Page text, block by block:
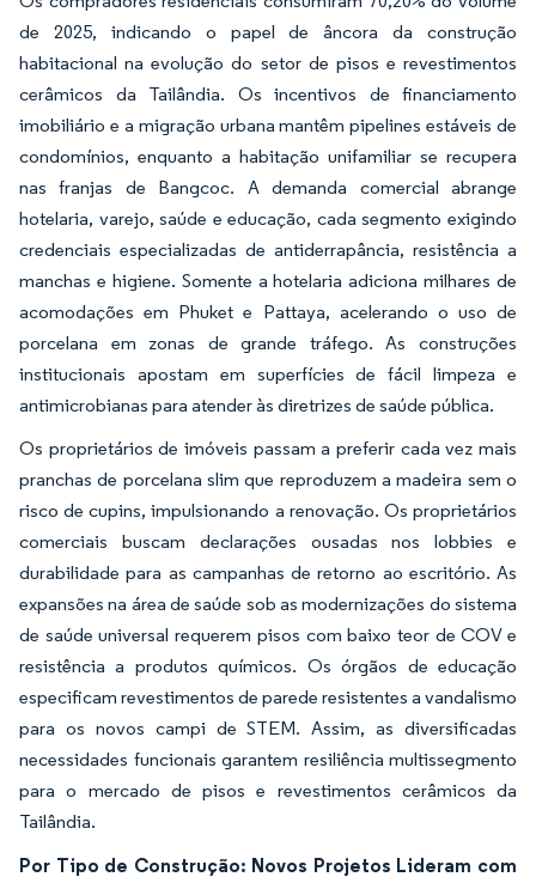
de 2025, indicando o papel de âncora da construção
habitacional na evolução do setor de pisos e revestimentos
cerâmicos da Tailândia. Os incentivos de financiamento
imobiliário e a migração urbana mantêm pipelines estáveis de
condomínios, enquanto a habitação unifamiliar se recupera
nas franjas de Bangcoc. A demanda comercial abrange
hotelaria, varejo, saúde e educação, cada segmento exigindo
credenciais especializadas de antiderrapância, resistência a
manchas e higiene. Somente a hotelaria adiciona milhares de
acomodações em Phuket e Pattaya, acelerando o uso de
porcelana em zonas de grande tráfego. As construções
institucionais apostam em superfícies de fácil limpeza e
antimicrobianas para atender às diretrizes de saúde pública.
Os proprietários de imóveis passam a preferir cada vez mais
pranchas de porcelana slim que reproduzem a madeira sem o
risco de cupins, impulsionando a renovação. Os proprietários
comerciais buscam declarações ousadas nos lobbies e
durabilidade para as campanhas de retorno ao escritório. As
expansões na área de saúde sob as modernizações do sistema
de saúde universal requerem pisos com baixo teor de COV e
resistência a produtos químicos. Os órgãos de educação
especificam revestimentos de parede resistentes a vandalismo
para os novos campi de STEM. Assim, as diversificadas
necessidades funcionais garantem resiliência multissegmento
para o mercado de pisos e revestimentos cerâmicos da
Tailândia.
Por Tipo de Construção: Novos Projetos Lideram com